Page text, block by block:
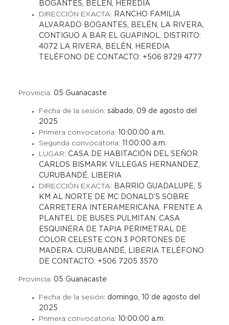
BOGANTES, BELÉN, HEREDIA
DIRECCIÓN EXACTA:
RANCHO FAMILIA
ALVARADO BOGANTES, BELÉN, LA RIVERA,
CONTIGUO A BAR EL GUAPINOL. DISTRITO:
4072 LA RIVERA, BELÉN, HEREDIA
TELÉFONO DE CONTACTO: +506 8729 4777
Provincia: 05 Guanacaste
Fecha de la sesión: sábado, 09 de agosto del
2025
Primera convocatoria:
10:00:00 a.m.
Segunda convocatoria:
11:00:00 a.m.
LUGAR: CASA DE HABITACIÓN DEL SEÑOR
CARLOS BISMARK VILLEGAS HERNANDEZ,
CURUBANDÉ, LIBERIA
DIRECCIÓN EXACTA:
BARRIO GUADALUPE, 5
KM AL NORTE DE MC DONALD’S SOBRE
CARRETERA INTERAMERICANA. FRENTE A
PLANTEL DE BUSES PULMITAN. CASA
ESQUINERA DE TAPIA PERIMETRAL DE
COLOR CELESTE CON 3 PORTONES DE
MADERA. CURUBANDÉ, LIBERIA TELÉFONO
DE CONTACTO: +506 7205 3570
Provincia: 05 Guanacaste
Fecha de la sesión: domingo, 10 de agosto del
2025
Primera convocatoria:
10:00:00 a.m.